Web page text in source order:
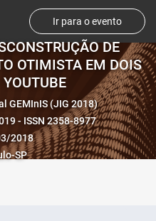
Ir para o evento
DE
OTIMISTA EM DOIS
GEMInIS (JIG 2018)
- ISSN 2358-8977
2018
SP